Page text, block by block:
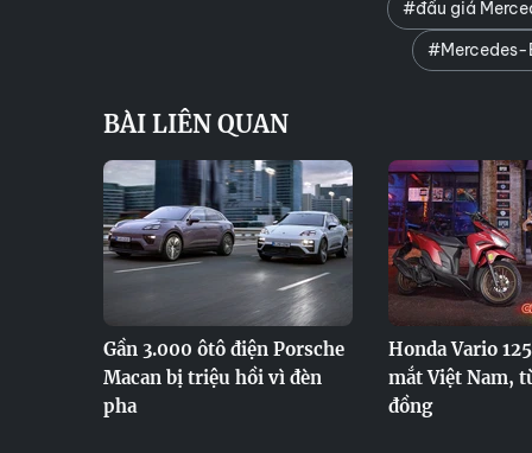
#đấu giá
#Mercedes-
BÀI LIÊN QUAN
Gần 3.000 ôtô điện Porsche
Macan bị triệu hồi vì đèn
pha
Honda Vario
mắt Việt Nam,
đồng